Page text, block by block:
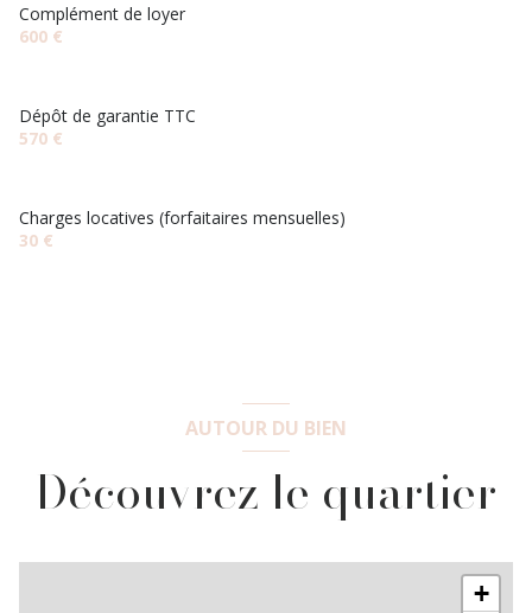
Complément de loyer
600 €
Dépôt de garantie TTC
570 €
Charges locatives (forfaitaires mensuelles)
30 €
AUTOUR DU BIEN
Découvrez le quartier
+